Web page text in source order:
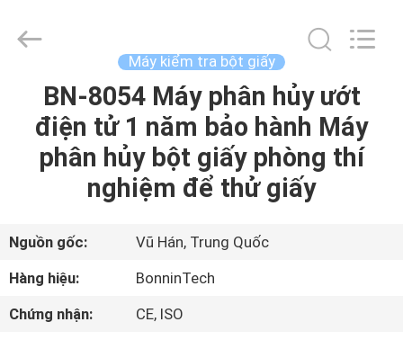
TRANG
CHỦ
PHẨM
VIDEO
Technology
Máy kiểm tra bột giấy
BN-8054 Máy phân hủy ướt
điện tử 1 năm bảo hành Máy
phân hủy bột giấy phòng thí
nghiệm để thử giấy
Nguồn gốc:
Vũ Hán, Trung Quốc
Hàng hiệu:
BonninTech
Chứng nhận:
CE, ISO